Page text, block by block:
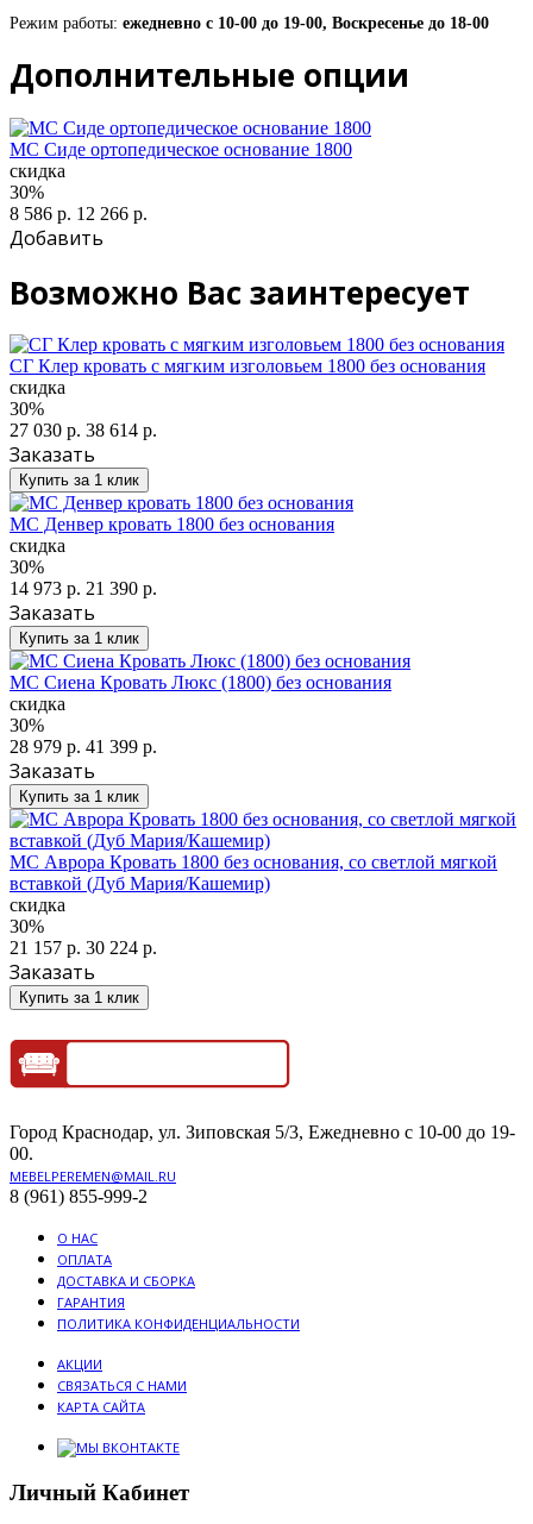
Режим работы: ежедневно с 10-00 до 19-00, Воскресенье до 18-00
Дополнительные опции
МС Сиде ортопедическое основание 1800
скидка
30%
8 586 р. 12 266 р.
Добавить
Возможно Вас заинтересует
СГ Клер кровать с мягким изголовьем 1800 без основания
скидка
30%
27 030 р. 38 614 р.
Заказать
Купить за 1 клик
МС Денвер кровать 1800 без основания
скидка
30%
14 973 р. 21 390 р.
Заказать
Купить за 1 клик
МС Сиена Кровать Люкс (1800) без основания
скидка
30%
28 979 р. 41 399 р.
Заказать
Купить за 1 клик
МС Аврора Кровать 1800 без основания, со светлой мягкой
вставкой (Дуб Мария/Кашемир)
скидка
30%
21 157 р. 30 224 р.
Заказать
Купить за 1 клик
Город Краснодар, ул. Зиповская 5/3, Ежедневно с 10-00 до 19-
00.
MEBELPEREMEN@MAIL.RU
8 (961) 855-999-2
О НАС
ОПЛАТА
ДОСТАВКА И СБОРКА
ГАРАНТИЯ
ПОЛИТИКА КОНФИДЕНЦИАЛЬНОСТИ
АКЦИИ
СВЯЗАТЬСЯ С НАМИ
КАРТА САЙТА
Личный Кабинет